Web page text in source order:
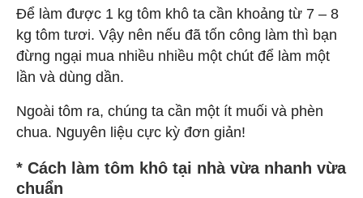
Để làm được 1 kg tôm khô ta cần khoảng từ 7 – 8
kg tôm tươi. Vậy nên nếu đã tốn công làm thì bạn
đừng ngại mua nhiều nhiều một chút để làm một
lần và dùng dần.
Ngoài tôm ra, chúng ta cần một ít muối và phèn
chua. Nguyên liệu cực kỳ đơn giản!
* Cách làm tôm khô tại nhà vừa nhanh vừa
chuẩn